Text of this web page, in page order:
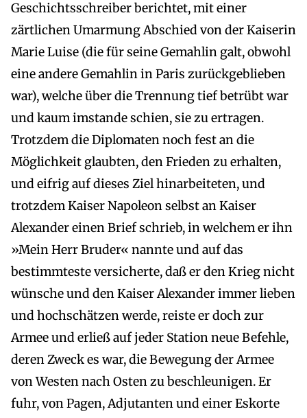
Geschichtsschreiber berichtet, mit einer
zärtlichen Umarmung Abschied von der Kaiserin
Marie Luise (die für seine Gemahlin galt, obwohl
eine andere Gemahlin in Paris zurückgeblieben
war), welche über die Trennung tief betrübt war
und kaum imstande schien, sie zu ertragen.
Trotzdem die Diplomaten noch fest an die
Möglichkeit glaubten, den Frieden zu erhalten,
und eifrig auf dieses Ziel hinarbeiteten, und
trotzdem Kaiser Napoleon selbst an Kaiser
Alexander einen Brief schrieb, in welchem er ihn
»Mein Herr Bruder« nannte und auf das
bestimmteste versicherte, daß er den Krieg nicht
wünsche und den Kaiser Alexander immer lieben
und hochschätzen werde, reiste er doch zur
Armee und erließ auf jeder Station neue Befehle,
deren Zweck es war, die Bewegung der Armee
von Westen nach Osten zu beschleunigen. Er
fuhr, von Pagen, Adjutanten und einer Eskorte